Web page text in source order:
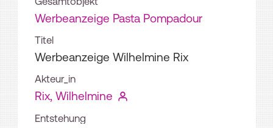
Werbeanzeige Pasta Pompadour
Titel
Werbeanzeige Wilhelmine Rix
Akteur_in
Rix, Wilhelmine
Entstehung